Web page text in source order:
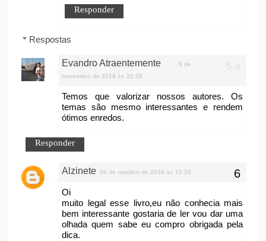
Responder
Respostas
Evandro Atraentemente
5 de
novembro de 2018 às 22:28
Temos que valorizar nossos autores. Os
temas são mesmo interessantes e rendem
ótimos enredos.
Responder
Alzinete 30 de outubro de 2018 às 15:26
Oi
muito legal esse livro,eu não conhecia mais
bem interessante gostaria de ler vou dar uma
olhada quem sabe eu compro obrigada pela
dica.